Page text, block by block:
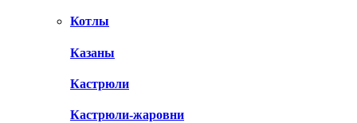
Котлы
Казаны
Кастрюли
Кастрюли-жаровни